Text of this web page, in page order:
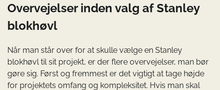
Overvejelser inden valg af Stanley
blokhøvl
Når man står over for at skulle vælge en Stanley
blokhøvl til sit projekt, er der flere overvejelser, man bør
gøre sig. Først og fremmest er det vigtigt at tage højde
for projektets omfang og kompleksitet. Hvis man skal